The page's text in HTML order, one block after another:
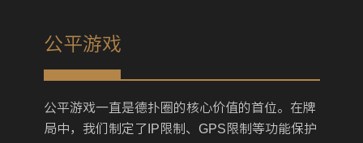
公平游戏
公平游戏一直是德扑圈的核心价值的首位。在牌
局中，我们制定了 IP 限制、 GPS 限制等功能保护